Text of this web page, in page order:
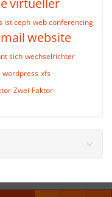
ist ceph web conferencing
website
sich wechselrichter
wordpress xfs
Zwei-Faktor-